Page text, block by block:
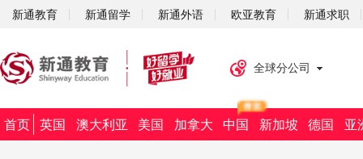
新通教育 新通留学 新通外语 欧亚教育 新通求职
全球分公司
首页 英国 澳大利亚 美国 加拿大 中国 新加坡 德国 亚